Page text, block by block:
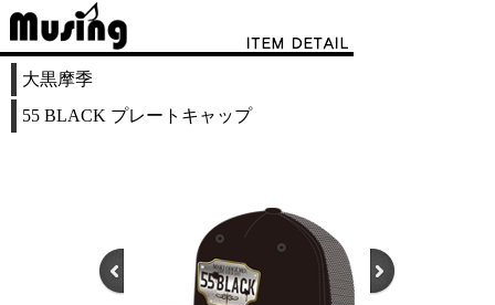
大黒摩季
55 BLACK プレートキャップ